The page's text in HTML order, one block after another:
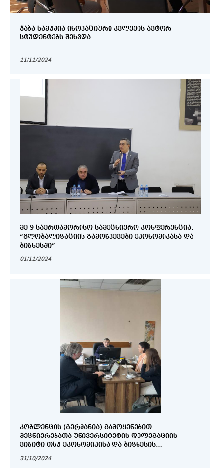
ᲯᲐᲑᲐ ᲡᲐᲛᲣᲨᲘᲐ ᲘᲜᲝᲕᲐᲪᲘᲣᲠᲘ ᲙᲕᲚᲔᲕᲘᲡ ᲐᲕᲢᲝᲠ
ᲡᲢᲣᲓᲔᲜᲢᲔᲑᲡ ᲨᲔᲮᲕᲓᲐ
11/11/2024
ᲛᲔ-9 ᲡᲐᲔᲠᲗᲐᲨᲝᲠᲘᲡᲝ ᲡᲐᲛᲔᲪᲜᲘᲔᲠᲝ ᲙᲝᲜᲤᲔᲠᲔᲜᲪᲘᲐ:
“ᲒᲚᲝᲑᲐᲚᲘᲖᲐᲪᲘᲘᲡ ᲒᲐᲛᲝᲬᲕᲔᲕᲔᲑᲘ ᲔᲙᲝᲜᲝᲛᲘᲙᲐᲡᲐ ᲓᲐ
ᲑᲘᲖᲜᲔᲡᲨᲘ”
01/11/2024
ᲙᲝᲑᲚᲔᲜᲪᲘᲡ (ᲒᲔᲠᲛᲐᲜᲘᲐ) ᲒᲐᲛᲝᲧᲔᲜᲔᲑᲘᲗ
ᲛᲔᲪᲜᲘᲔᲠᲔᲑᲐᲗᲐ ᲣᲜᲘᲕᲔᲠᲡᲘᲢᲔᲢᲘᲡ ᲓᲔᲚᲔᲒᲐᲪᲘᲘᲡ
ᲕᲘᲖᲘᲢᲘ ᲗᲡᲣ ᲔᲙᲝᲜᲝᲛᲘᲙᲘᲡᲐ ᲓᲐ ᲑᲘᲖᲜᲔᲡᲘᲡ
31/10/2024